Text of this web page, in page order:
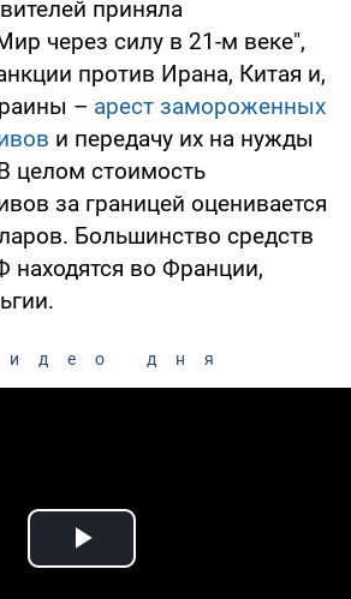
приняла
через силу в 21-м веке",
против Ирана, Китая и,
– арест замороженных
и передачу их на нужды
целом стоимость
за границей оценивается
Большинство средств
находятся во Франции,
дня
Play Video